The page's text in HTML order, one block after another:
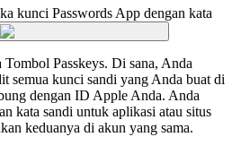
kunci Passwords App dengan kata
Passkeys. Di sana, Anda
semua kunci sandi yang Anda buat di
dengan ID Apple Anda. Anda
kata sandi untuk aplikasi atau situs
keduanya di akun yang sama.